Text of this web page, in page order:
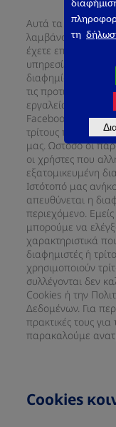
Αυτά τα cookies
λαμβάνουμε
έχετε επιδείξει σε
υπηρεσίες μας και
διαφημίσεις σε
τις προτιμήσεις.
εργαλεία τρίτων
Facebook pixel
τρίτους παρόχους
μας. Ωστόσο οι
οι χρήστες που
εξατομικευμένη
Ιστότοπό μας
απευθύνεται η
περιεχόμενο.
μπορούμε να
χαρακτηριστικά
διαφημιστές ή
χρησιμοποιούν
συλλέγονται δεν
Cookies ή την
Δεδομένων. Για
πρακτικές τους
παρακαλούμε
Cookies
τη